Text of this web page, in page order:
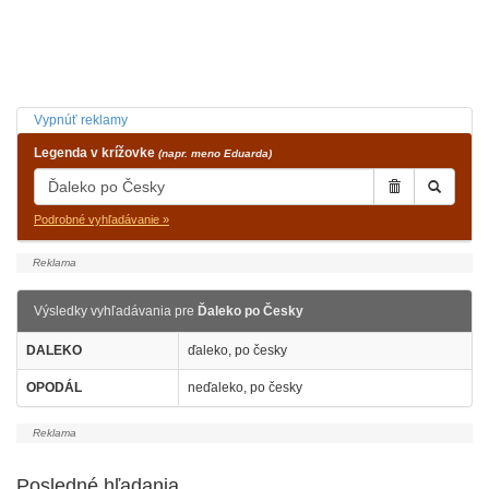
Vypnúť reklamy
Legenda v krížovke (napr. meno Eduarda)
Podrobné vyhľadávanie »
Výsledky vyhľadávania pre Ďaleko po Česky
DALEKO ďaleko, po česky
OPODÁL neďaleko, po česky